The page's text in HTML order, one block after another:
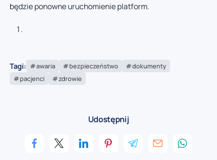
będzie ponowne uruchomienie platform.
Tagi: awaria bezpieczeństwo
dokumenty
pacjenci
zdrowie
Udostępnij